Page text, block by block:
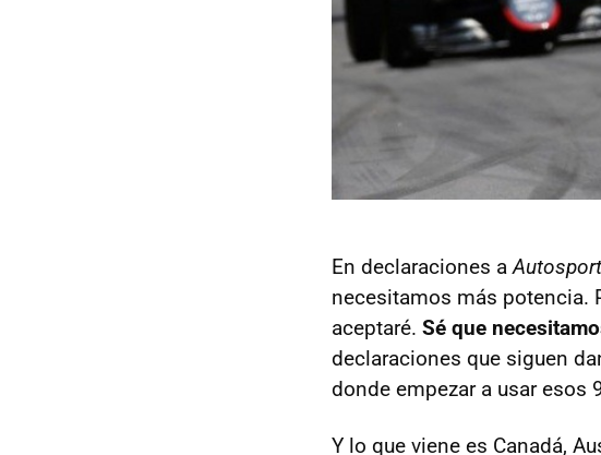
En declaraciones aAutosport
necesitamos más potencia.
aceptaré. Sé que
declaraciones que siguen
donde empezar a usar esos
Y lo que viene es Canadá,